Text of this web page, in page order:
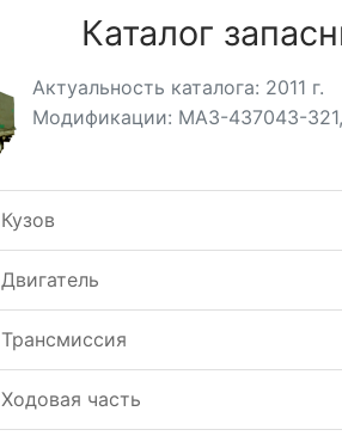
Каталог
Актуальность каталога: 2011 г.
Модификации: МАЗ-437043-
Кузов
Двигатель
Трансмиссия
Ходовая часть